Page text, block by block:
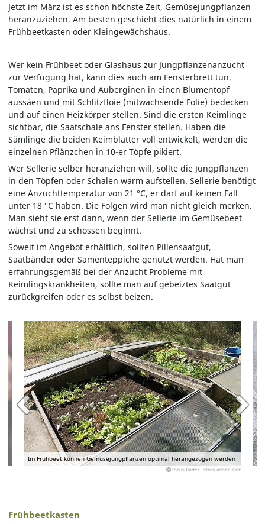
Jetzt im März ist es schon höchste Zeit, Gemüsejungpflanzen
heranzuziehen. Am besten geschieht dies natürlich in einem
Frühbeetkasten oder Kleingewächshaus.
Wer kein Frühbeet oder Glashaus zur Jungpflanzenanzucht
zur Verfügung hat, kann dies auch am Fensterbrett tun.
Tomaten, Paprika und Auberginen in einen Blumentopf
aussäen und mit Schlitzfloie (mitwachsende Folie) bedecken
und auf einen Heizkörper stellen. Sind die ersten Keimlinge
sichtbar, die Saatschale ans Fenster stellen. Haben die
Sämlinge die beiden Keimblätter voll entwickelt, werden die
einzelnen Pflänzchen in 10-er Töpfe pikiert.
Wer Sellerie selber heranziehen will, sollte die Jungpflanzen
in den Töpfen oder Schalen warm aufstellen. Sellerie benötigt
eine Anzuchttemperatur von 21 °C, er darf auf keinen Fall
unter 18 °C haben. Die Folgen wird man nicht gleich merken.
Man sieht sie erst dann, wenn der Sellerie im Gemüsebeet
wächst und zu schossen beginnt.
Soweit im Angebot erhältlich, sollten Pillensaatgut,
Saatbänder oder Samenteppiche genutzt werden. Hat man
erfahrungsgemäß bei der Anzucht Probleme mit
Keimlingskrankheiten, sollte man auf gebeiztes Saatgut
zurückgreifen oder es selbst beizen.
Im Frühbeet können Gemüsejungpflanzen optimal herangezogen werden
focus finder - stock.adobe.com
Frühbeetkasten